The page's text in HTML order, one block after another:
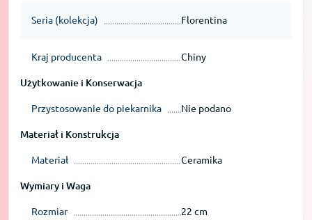
Seria (kolekcja) Florentina
Kraj producenta Chiny
Użytkowanie i Konserwacja
Przystosowanie do piekarnika Nie podano
Materiał i Konstrukcja
Materiał Ceramika
Wymiary i Waga
Rozmiar 22 cm